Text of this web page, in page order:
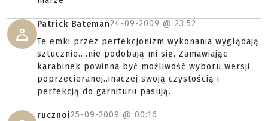
Patrick Bateman24-09-2009 @ 23:52
Te emki przez perfekcjonizm wykonania wyglądają
sztucznie....nie podobają mi się. Zamawiając
karabinek powinna być możliwość wyboru wersji
poprzecieranej..inaczej swoją czystością i
perfekcją do garnituru pasują.
rucznoi25-09-2009 @ 00:16